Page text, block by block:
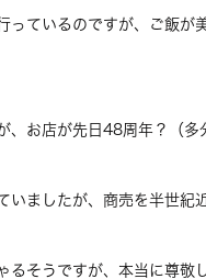
っているのですが、ご飯が
、お店が先日48周年？（多
いましたが、商売を半世紀
そうですが、本当に尊敬し